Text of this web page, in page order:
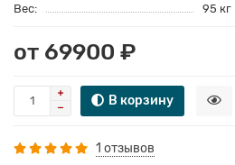
Вес:
95 кг
от 69900 ₽
В корзину
1 отзывов